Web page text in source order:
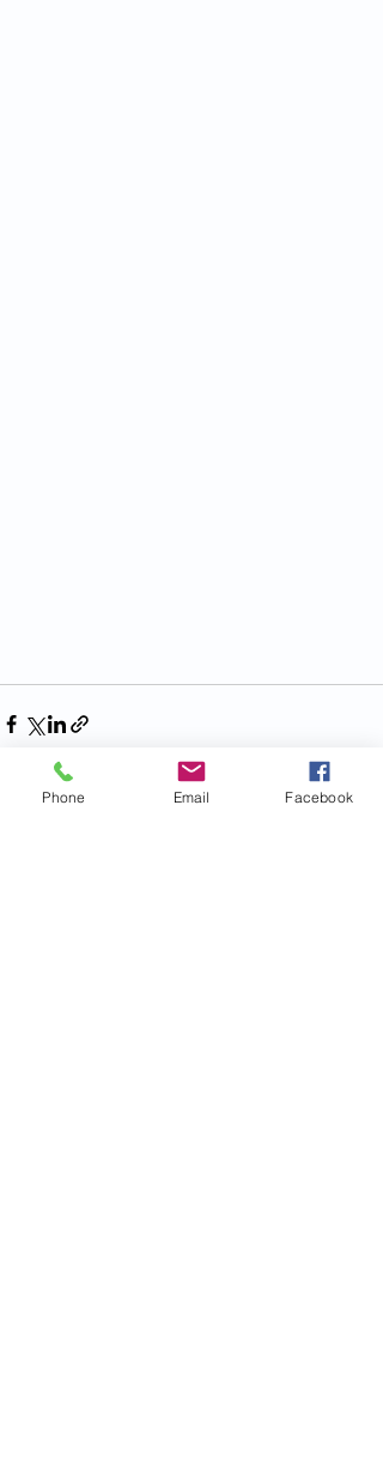
Phone Email Facebook